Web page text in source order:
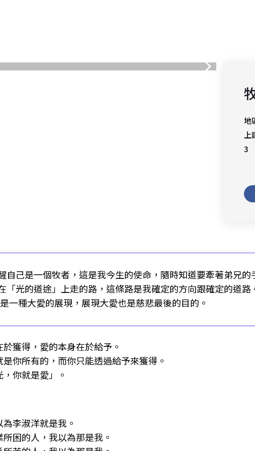
地
3
自己是一個牧者，這是我今生的使命，隨時知道要牽著弟兄的
「光的道途」上走的路，這條路是我確定的方向跟確定的道路
是一種大愛的展現，展現大愛也是慈悲最後的目的。
獲得，愛的本身在於給予。
是你所有的，而你只能透過給予來獲得。
你就是愛」。
李淑洋就是我。
困的人，我以為那是我。